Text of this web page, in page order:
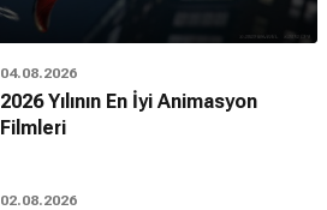
04.08.2026
2026 Yılının En İyi Animasyon
Filmleri
02.08.2026